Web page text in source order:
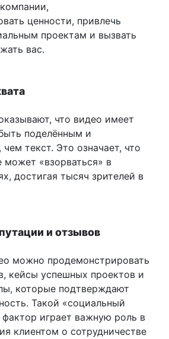
ценности, привлечь
проектам и вызвать
вас.
что видео имеет
поделённым и
текст. Это означает, что
«взорваться» в
достигая тысяч зрителей в
и отзывов
можно продемонстрировать
кейсы успешных проектов и
которые подтверждают
Такой «социальный
фактор играет важную роль в
клиентом о сотрудничестве